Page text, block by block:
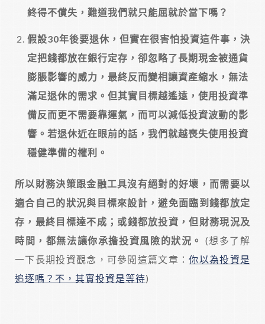
終得不償失，難道我們就只能屈就於當下嗎？
假設30年後要退休，但實在很害怕投資這件事，決
定把錢都放在銀行定存，卻忽略了長期現金被通貨
膨脹影響的威力，最終反而變相讓資產縮水，無法
滿足退休的需求。但其實目標越遙遠，使用投資準
備反而更不需要靠運氣，而可以減低投資波動的影
響。若退休近在眼前的話，我們就越喪失使用投資
穩健準備的權利。
所以財務決策跟金融工具沒有絕對的好壞，而需要以
適合自己的狀況與目標來設計，避免面臨到錢都放定
存，最終目標達不成；或錢都放投資，但財務現況及
時間，都無法讓你承擔投資風險的狀況。
(想多了解
一下長期投資觀念，可參閱這篇文章：你以為投資是
追逐嗎？不，其實投資是等待)